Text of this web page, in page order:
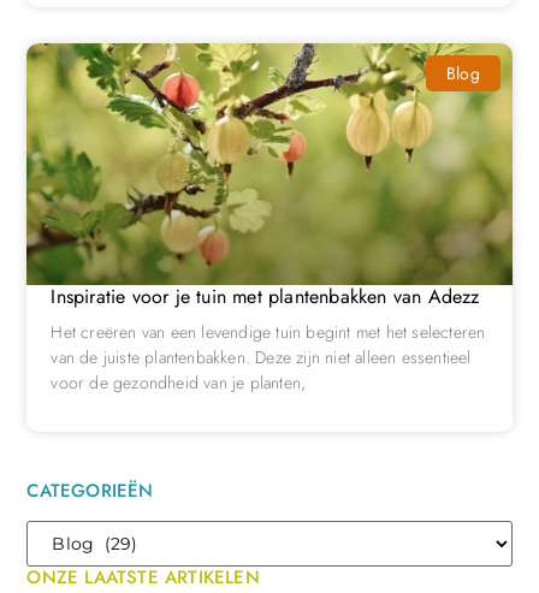
CATEGORIEËN
ONZE LAATSTE ARTIKELEN
Blog
Inspiratie voor je tuin met plantenbakken van Adezz
Het creëren van een levendige tuin begint met het selecteren
van de juiste plantenbakken. Deze zijn niet alleen essentieel
voor de gezondheid van je planten,